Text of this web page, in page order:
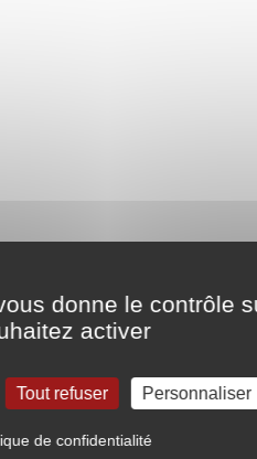
Enduit décoratif
donne le contrôle
activer
Tout refuser Personnaliser
de confidentialité